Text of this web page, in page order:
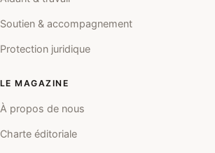
Soutien & accompagnement
Protection juridique
LE MAGAZINE
À propos de nous
Charte éditoriale